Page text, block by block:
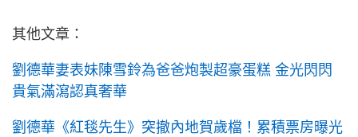
其他文章：
劉德華妻表妹陳雪鈴為爸爸炮製超豪蛋糕 金光閃閃
貴氣滿瀉認真奢華
劉德華《紅毯先生》突撤內地賀歲檔！累積票房曝光